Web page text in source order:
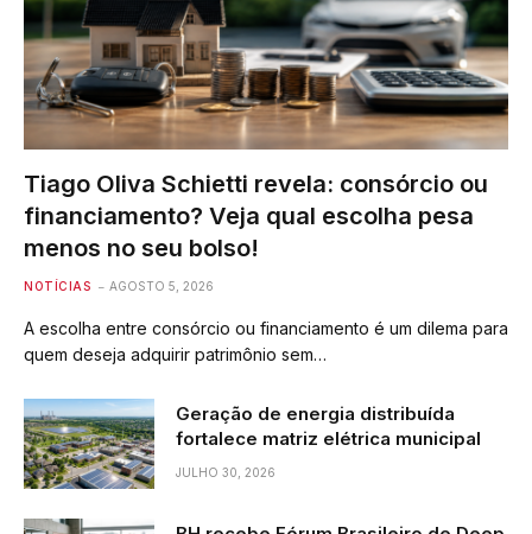
Tiago Oliva Schietti revela: consórcio ou
financiamento? Veja qual escolha pesa
menos no seu bolso!
NOTÍCIAS AGOSTO 5, 2026
A escolha entre consórcio ou financiamento é um dilema para
quem deseja adquirir patrimônio sem…
Geração de energia distribuída
fortalece matriz elétrica municipal
JULHO 30, 2026